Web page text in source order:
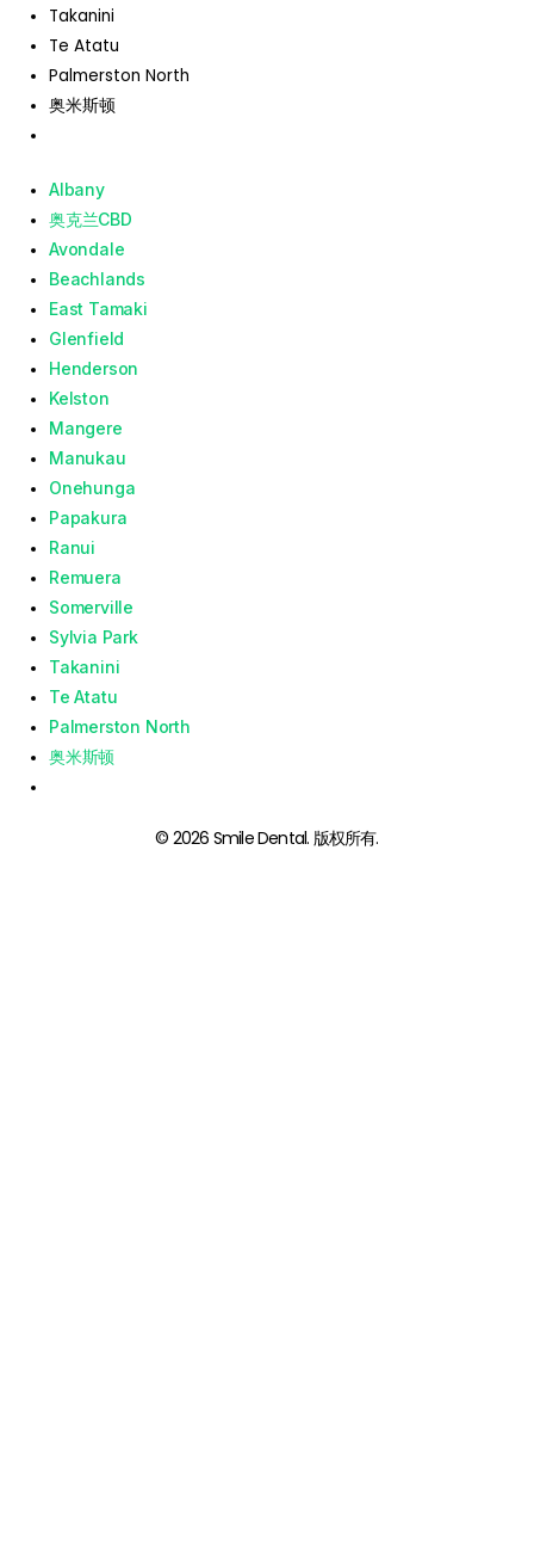
Takanini
Te Atatu
Palmerston North
奥米斯顿
Albany
奥克兰CBD
Avondale
Beachlands
East Tamaki
Glenfield
Henderson
Kelston
Mangere
Manukau
Onehunga
Papakura
Ranui
Remuera
Somerville
Sylvia Park
Takanini
Te Atatu
Palmerston North
奥米斯顿
© 2026 Smile Dental. 版权所有.